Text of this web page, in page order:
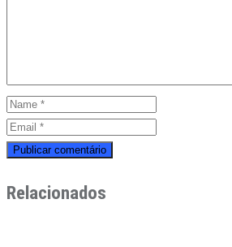
Relacionados